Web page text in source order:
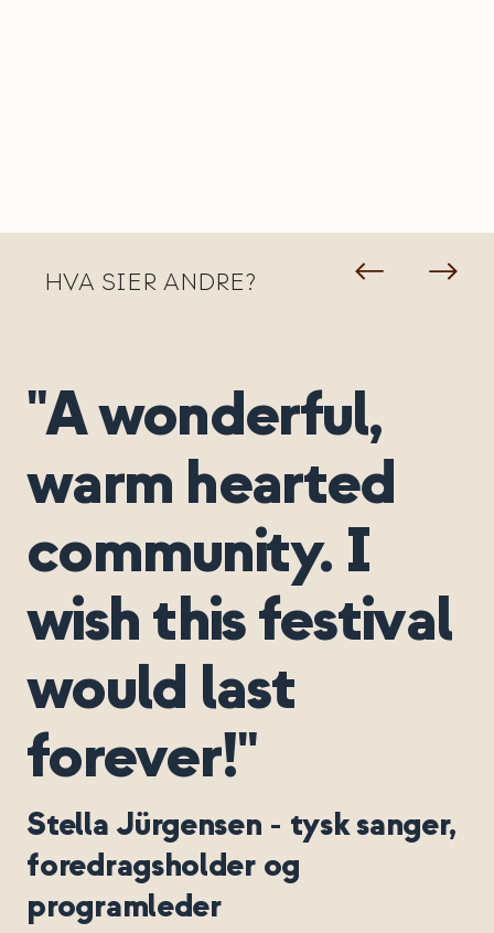
HVA SIER ANDRE?
"A wonderful,
warm hearted
community. I
wish this festival
would last
forever!"
Stella Jürgensen - tysk sanger,
foredragsholder og
programleder